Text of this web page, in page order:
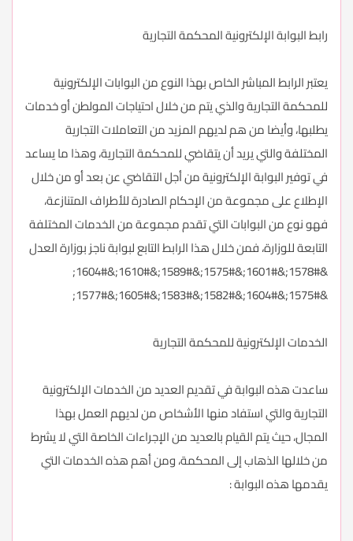
رابط البوابة الإلكترونية المحكمة التجارية
يعتبر الرابط المباشر الخاص بهذا النوع من البوابات الإلكترونية
للمحكمة التجارية والذي يتم من خلال احتياجات المولطن أو خدمات
يطلبها، وأيضا من هم لديهم المزيد من التعاملات التجارية
المختلفة والتي يريد أن يتقاضي للمحكمة التجارية، وهذا ما يساعد
في توفير البوابة الإلكترونية من أجل التقاضي عن بعد أو من خلال
الإطلاع على مجموعة من الإحكام الصادرة للأطراف المتنازعة،
فهو نوع من البوابات التي تقدم مجموعة من الخدمات المختلفة
التابعة للوزارة، فمن خلال هذا الرابط التابع لبوابة ناجز بوزارة العدل
&#1578;&#1601;&#1575;&#1589;&#1610;&#1604;
&#1575;&#1604;&#1582;&#1583;&#1605;&#1577;
الخدمات الإلكترونية للمحكمة التجارية
ساعدت هذه البوابة في تقديم العديد من الخدمات الإلكترونية
التجارية والتي استفاد منها الأشخاص من لديهم العمل بهذا
المجال، حيث يتم القيام بالعديد من الإجراءات الخاصة التي لا يشرط
من خلالها الذهاب إلى المحكمة، ومن أهم هذه الخدمات التي
يقدمها هذه البوابة :